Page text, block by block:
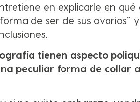
en explicarle en
de ser de sus ovarios”
tienen aspecto
peculiar forma de collar